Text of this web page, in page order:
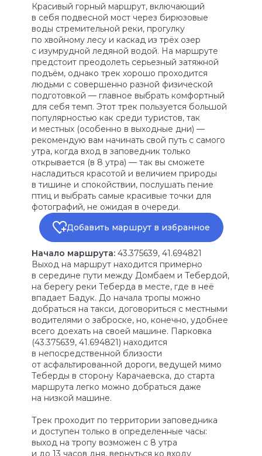
Красивый горный маршрут, включающий
в себя подвесной мост через бирюзовые
воды стремительной реки, прогулку
по хвойному лесу и каскад из трёх озер
с изумрудной ледяной водой. На маршруте
предстоит преодолеть серьезный затяжной
подъём, однако трек хорошо проходится
людьми с совершенно разной физической
подготовкой — главное выбрать комфортный
для себя темп. Этот трек пользуется большой
популярностью как среди туристов, так
и местных (особенно в выходные дни) —
рекомендую вам начинать свой путь с самого
утра, когда вход в заповедник только
открывается (в 8 утра) — так вы сможете
насладиться красотой и величием природы
в тишине и спокойствии, послушать пение
птиц и выбрать самые красивые точки для
фотографий, не ожидая в очереди.
Добавить маршрут в избранное
Начало маршрута: 43.375639, 41.694821
Выход на маршрут находится примерно
в середине пути между Домбаем и Тебердой,
на берегу реки Теберда в месте, где в неё
впадает Бадук. До начала тропы можно
добраться на такси, договориться с местными
водителями о заброске, но, конечно, удобнее
всего доехать на своей машине. Парковка
(43.375639, 41.694821) находится
в непосредственной близости
от асфальтированной дороги, ведущей мимо
Теберды в сторону Карачаевска, до старта
маршрута легко можно добраться даже
на низкой машине.
Трек проходит по территории заповедника
и доступен только в определенные часы:
выход на тропу возможен с 8 утра
и до 13 часов дня, вернуться ко входу